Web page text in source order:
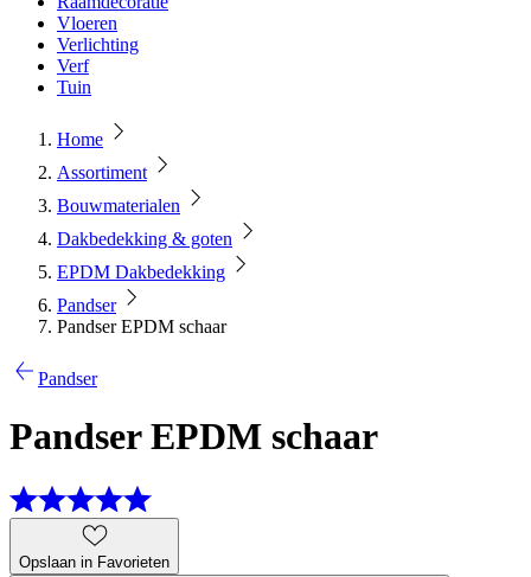
Vloeren
Verlichting
Verf
Tuin
Home
Assortiment
Bouwmaterialen
Dakbedekking & goten
EPDM Dakbedekking
Pandser
Pandser EPDM schaar
Pandser
Pandser EPDM schaar
Opslaan in Favorieten